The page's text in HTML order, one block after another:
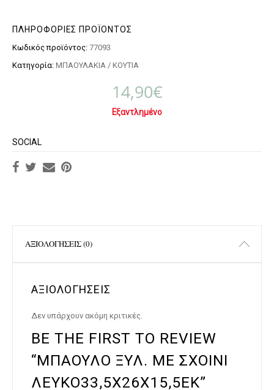
ΠΛΗΡΟΦΟΡΊΕΣ ΠΡΟΪΌΝΤΟΣ
Κωδικός προϊόντος: 77093
Κατηγορία: ΜΠΑΟΥΛΑΚΙΑ / ΚΟΥΤΙΑ
14,90€
Εξαντλημένο
SOCIAL
ΑΞΙΟΛΟΓΉΣΕΙΣ (0)
ΑΞΙΟΛΟΓΉΣΕΙΣ
Δεν υπάρχουν ακόμη κριτικές.
BE THE FIRST TO REVIEW
“ΜΠΑΟΥΛΟ ΞΥΛ. ΜΕ ΣΧΟΙΝΙ
ΛΕΥΚΟ33,5Χ26Χ15,5ΕΚ”